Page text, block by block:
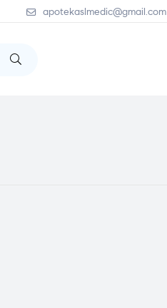
apotekaslmedic@gmail.com